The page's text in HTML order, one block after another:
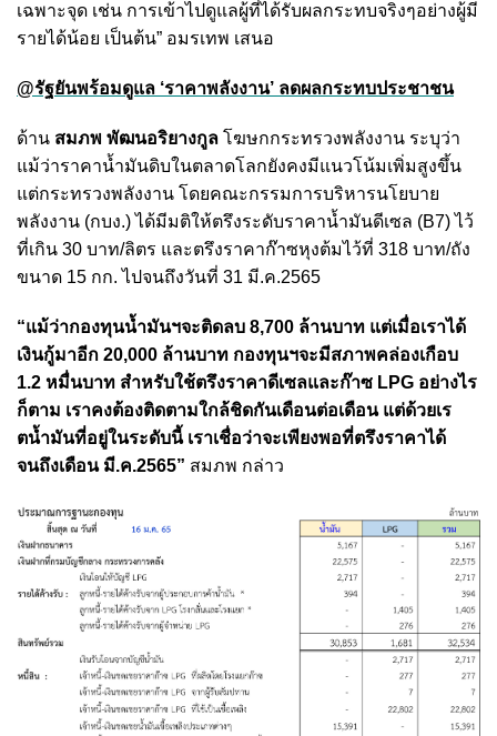
เฉพาะจุด เช่น การเข้าไปดูแลผู้ที่ได้รับผลกระทบจริงๆอย่างผู้มี
รายได้น้อย เป็นต้น” อมรเทพ เสนอ
@รัฐยันพร้อมดูแล ‘ราคาพลังงาน’ ลดผลกระทบประชาชน
ด้าน สมภพ พัฒนอริยางกูล โฆษกกระทรวงพลังงาน ระบุว่า
แม้ว่าราคาน้ำมันดิบในตลาดโลกยังคงมีแนวโน้มเพิ่มสูงขึ้น
แต่กระทรวงพลังงาน โดยคณะกรรมการบริหารนโยบาย
พลังงาน (กบง.) ได้มีมติให้ตรึงระดับราคาน้ำมันดีเซล (B7) ไว้
ที่เกิน 30 บาท/ลิตร และตรึงราคาก๊าซหุงต้มไว้ที่ 318 บาท/ถัง
ขนาด 15 กก. ไปจนถึงวันที่ 31 มี.ค.2565
“แม้ว่ากองทุนน้ำมันฯจะติดลบ 8,700 ล้านบาท แต่เมื่อเราได้
เงินกู้มาอีก 20,000 ล้านบาท กองทุนฯจะมีสภาพคล่องเกือบ
1.2 หมื่นบาท สำหรับใช้ตรึงราคาดีเซลและก๊าซ LPG อย่างไร
ก็ตาม เราคงต้องติดตามใกล้ชิดกันเดือนต่อเดือน แต่ด้วยเร
ตน้ำมันที่อยู่ในระดับนี้ เราเชื่อว่าจะเพียงพอที่ตรึงราคาได้
จนถึงเดือน มี.ค.2565” สมภพ กล่าว